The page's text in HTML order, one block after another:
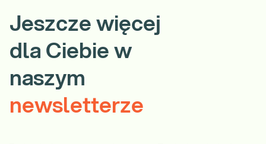
Jeszcze więcej
dla Ciebie w
naszym
newsletterze